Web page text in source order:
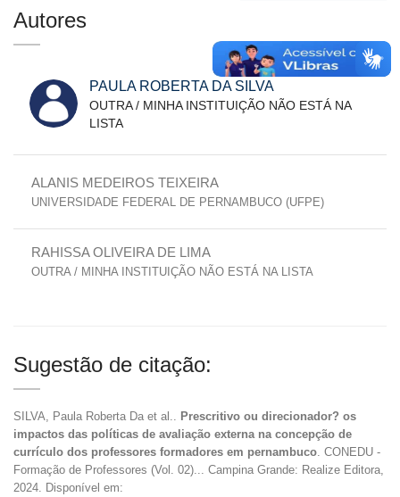
Autores
PAULA ROBERTA DA SILVA
OUTRA / MINHA INSTITUIÇÃO NÃO ESTÁ NA
LISTA
ALANIS MEDEIROS TEIXEIRA
UNIVERSIDADE FEDERAL DE PERNAMBUCO (UFPE)
RAHISSA OLIVEIRA DE LIMA
OUTRA / MINHA INSTITUIÇÃO NÃO ESTÁ NA LISTA
Sugestão de citação:
SILVA, Paula Roberta Da et al..
Prescritivo ou direcionador? os
impactos das políticas de avaliação externa na concepção de
currículo dos professores formadores em pernambuco . CONEDU -
Formação de Professores (Vol. 02)... Campina Grande: Realize Editora,
2024. Disponível em: